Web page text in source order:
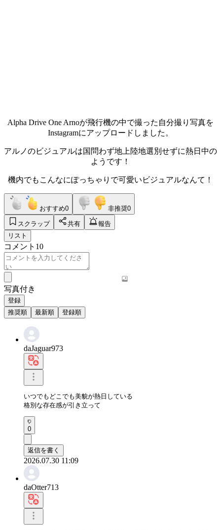
Alpha Drive One Arnoが飛行機の中で撮った自分撮り写真を
Instagramにアップロードしました。
アルノのビジュアルは国問わず地上陸地選別せずに熱日中の
ようです！
機内でもこんなにぽっちゃりで可愛いビジュアルなんて！
おすすめ0 非推奨0
スクラップ 共有
報告
リスト
コメント 10
写真付き
登録
推奨順
最新順 登録順
daJaguar973
いつでもどこでも美貌が熱日している
格別な存在感が引き立って
0
返信を書く
2026.07.30 11:09
daOtter713